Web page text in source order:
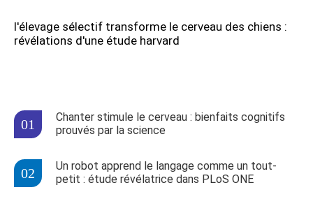
l'élevage sélectif transforme le cerveau des chiens :
révélations d'une étude harvard
Chanter stimule le cerveau : bienfaits cognitifs
prouvés par la science
Un robot apprend le langage comme un tout-
petit : étude révélatrice dans PLoS ONE